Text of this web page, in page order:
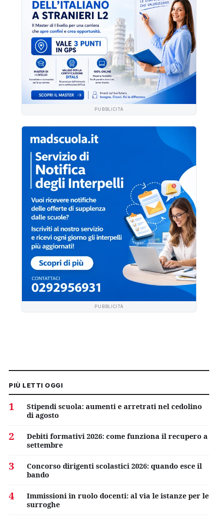
PUBBLICITÀ
PUBBLICITÀ
PIÙ LETTI OGGI
1
Stipendi scuola: aumenti e arretrati nel cedolino
di agosto
2
Debiti formativi 2026: come funziona il recupero a
settembre
3
Concorso dirigenti scolastici 2026: quando esce il
bando
4
Immissioni in ruolo docenti: al via le istanze per le
surroghe